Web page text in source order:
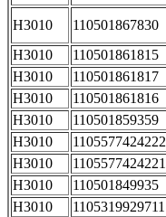
H3010 110501867830
H3010
110501861815
H3010
110501861817
H3010
110501861816
H3010
110501859359
H3010
1105577424222
H3010
1105577424221
H3010
110501849935
H3010
1105319929711